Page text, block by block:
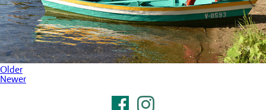
Older
Newer